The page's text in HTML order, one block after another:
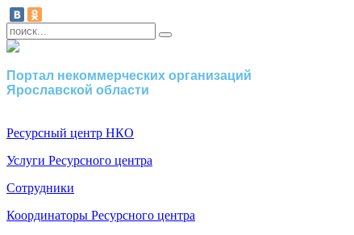
Портал некоммерческих организаций
Ярославской области
Ресурсный центр НКО
Услуги Ресурсного центра
Сотрудники
Координаторы Ресурсного центра